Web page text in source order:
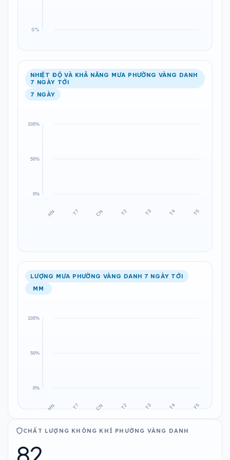
NHIỆT ĐỘ VÀ KHẢ NĂNG MƯA PHƯỜNG VÀNG DANH
7 NGÀY TỚI
7 NGÀY
LƯỢNG MƯA PHƯỜNG VÀNG DANH 7 NGÀY TỚI
MM
CHẤT LƯỢNG KHÔNG KHÍ PHƯỜNG VÀNG DANH